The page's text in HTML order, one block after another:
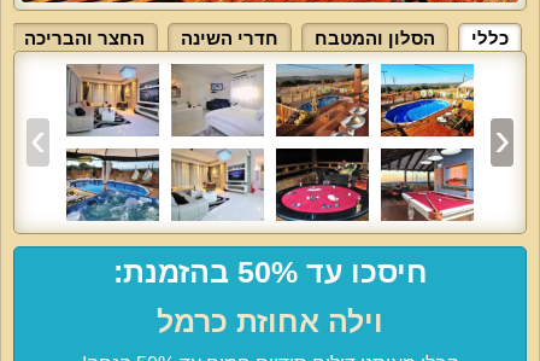
כללי הסלון והמטבח חדרי השינה החצר והבריכה
חיסכו עד 50% בהזמנת:
וילה אחוזת כרמל